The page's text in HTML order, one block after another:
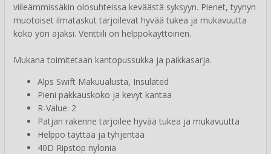
viileämmissäkin olosuhteissa keväästä syksyyn. Pienet, tyynyn
muotoiset ilmataskut tarjoilevat hyvää tukea ja mukavuutta
koko yön ajaksi. Venttiili on helppokäyttöinen.
Mukana toimitetaan kantopussukka ja paikkasarja.
Alps Swift Makuualusta, Insulated
Pieni pakkauskoko ja kevyt kantaa
R-Value: 2
Patjan rakenne tarjoilee hyvää tukea ja mukavuutta
Helppo täyttää ja tyhjentää
40D Ripstop nylonia